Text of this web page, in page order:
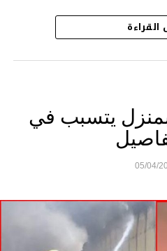
الأمن الوطني بحي
محاصرة المشتبه به
على التحقيق في خصوص
القراءة
يتسبب في
05/04/